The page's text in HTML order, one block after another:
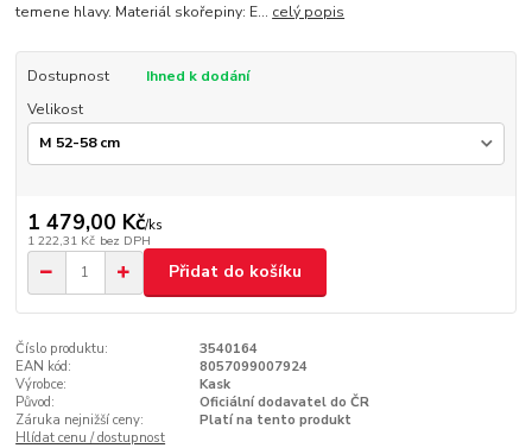
temene hlavy. Materiál skořepiny: E... celý popis
Dostupnost
Ihned k dodání
Velikost
1 479,00 Kč/ks
1 222,31 Kč bez DPH
Přidat do košíku
Číslo produktu:
3540164
EAN kód:
8057099007924
Výrobce:
Kask
Původ:
Oficiální dodavatel do ČR
Záruka nejnižší ceny:
Platí na tento produkt
Hlídat cenu / dostupnost